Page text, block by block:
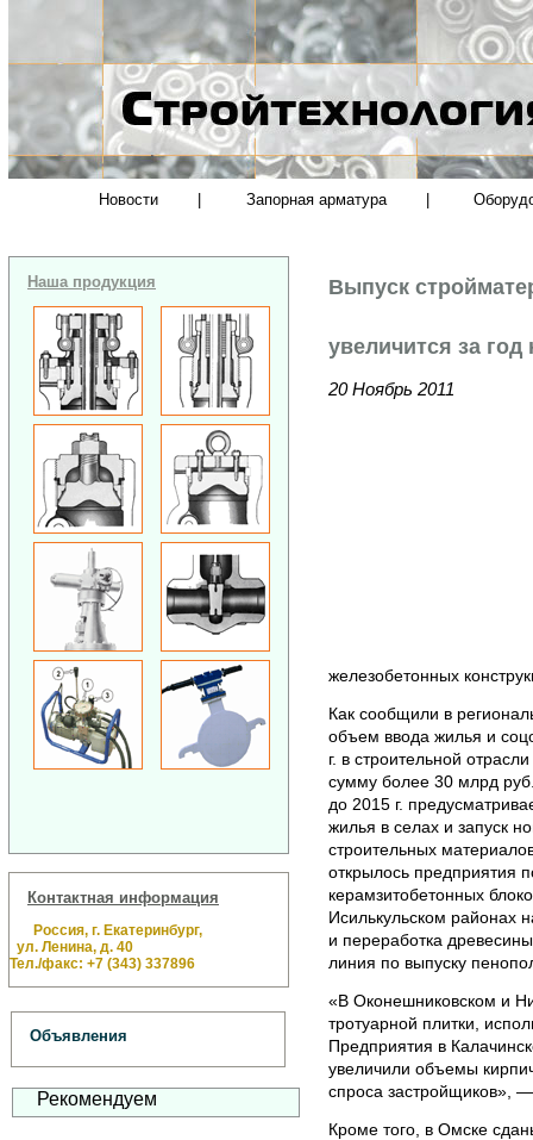
Новости Запорная арматура
Наша продукция
Контактная информация
Россия, г. Екатеринбург,
ул. Ленина, д. 40
Тел./факс: +7 (343) 337896
Объявления
Рекомендуем
Выпуск
увеличится за год
20 Ноябрь 2011
железобетонных
Как сообщили в
объем ввода жилья и
г. в строительной
сумму более 30 млрд
до 2015 г.
жилья в селах и запуск
строительных
открылось предприятия
керамзитобетонных
Исилькульском районах
и переработка
линия по выпуску
«В Оконешниковском и
тротуарной плитки,
Предприятия в
увеличили объемы
спроса застройщиков», —
Кроме того, в Омске